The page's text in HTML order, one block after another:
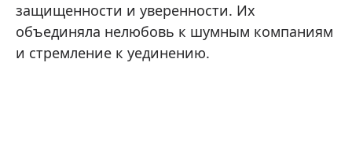
защищенности и уверенности. Их
объединяла нелюбовь к шумным компаниям
и стремление к уединению.